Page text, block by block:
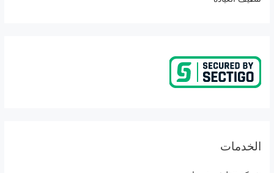
الخدمات